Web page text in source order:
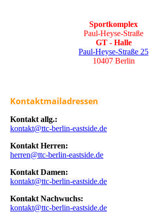
Sportkomplex
Paul-Heyse-Straße
GT - Halle
Paul-Heyse-Straße 25
10407 Berlin
Kontaktmailadressen
Kontakt allg.:
kontakt@ttc-berlin-eastside.de
Kontakt Herren:
herren@ttc-berlin-eastside.de
Kontakt Damen:
kontakt@ttc-berlin-eastside.de
Kontakt Nachwuchs:
kontakt@ttc-berlin-eastside.de